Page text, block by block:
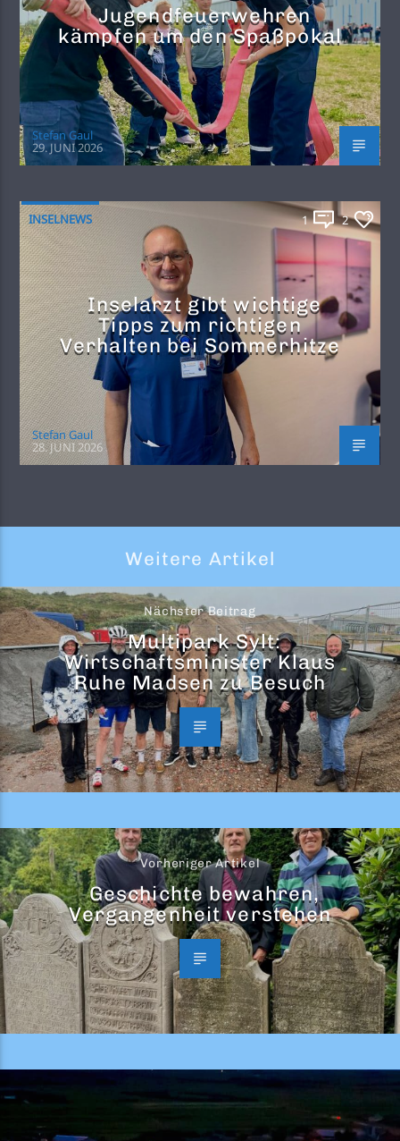
Jugendfeuerwehren
kämpfen um den Spaßpokal
Stefan Gaul
29. JUNI 2026
INSELNEWS 1 2
Inselarzt gibt wichtige
Tipps zum richtigen
Verhalten bei Sommerhitze
Stefan Gaul
28. JUNI 2026
Weitere Artikel
Nächster Beitrag
Multipark Sylt:
Wirtschaftsminister Klaus
Ruhe Madsen zu Besuch
Vorheriger Artikel
Geschichte bewahren,
Vergangenheit verstehen